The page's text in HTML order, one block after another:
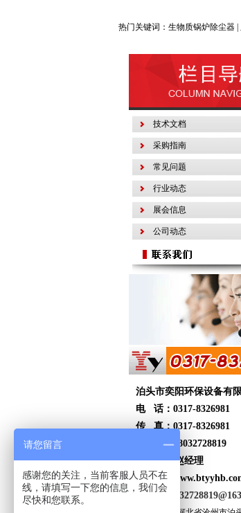
热门关键词：生物质锅炉除尘器
技术文档
采购指南
常见问题
行业动态
展会信息
公司动态
泊头市奕阳环保设备有
电 话：0317-8326981
传 真：0317-8326981
手 机：18032728819
联系人：赵经理
网 址：
邮件：
请您留言
感谢您的关注，当前客服人员不在
线，请填写一下您的信息，我们会
尽快和您联系。